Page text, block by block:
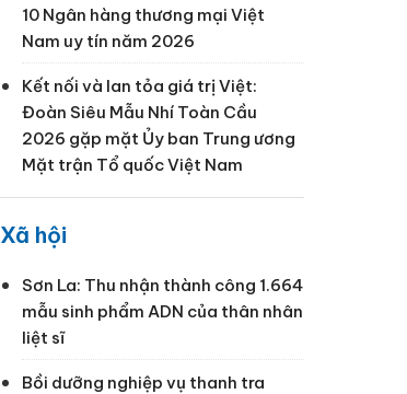
10 Ngân hàng thương mại Việt
Nam uy tín năm 2026
Kết nối và lan tỏa giá trị Việt:
Đoàn Siêu Mẫu Nhí Toàn Cầu
2026 gặp mặt Ủy ban Trung ương
Mặt trận Tổ quốc Việt Nam
Xã hội
Sơn La: Thu nhận thành công 1.664
mẫu sinh phẩm ADN của thân nhân
liệt sĩ
Bồi dưỡng nghiệp vụ thanh tra